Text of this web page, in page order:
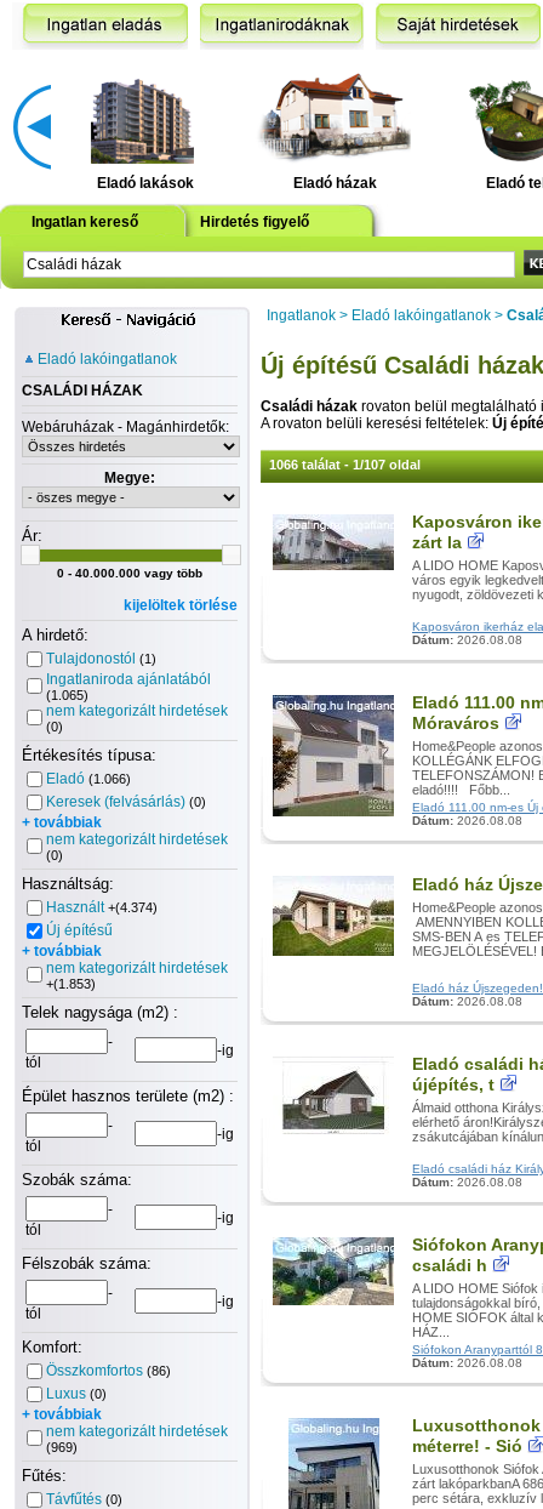
Eladó lakások Eladó házak Eladó
Ingatlan kereső Hirdetés figyelő
Eladó lakóingatlanok
CSALÁDI HÁZAK
Webáruházak - Magánhirdetők:
Megye:
Ár:
0 - 40.000.000 vagy több
kijelöltek törlése
A hirdető:
Tulajdonostól (1)
Ingatlaniroda ajánlatából
(1.065)
nem kategorizált hirdetések
(0)
Értékesítés típusa:
Eladó (1.066)
Keresek (felvásárlás) (0)
+ továbbiak
nem kategorizált hirdetések
(0)
Használtság:
Használt +(4.374)
Új építésű
+ továbbiak
nem kategorizált hirdetések
+(1.853)
Telek nagysága (m2) :
-
tól
-ig
Épület hasznos területe (m2) :
-
tól
-ig
Szobák száma:
-
tól
-ig
Félszobák száma:
-
tól
-ig
Komfort:
Összkomfortos (86)
Luxus (0)
+ továbbiak
nem kategorizált hirdetések
(969)
Fűtés:
Távfűtés (0)
Ingatlanok > Eladó lakóingatlanok >
Új építésű Családi házak
Családi házak rovaton belül megtalálható
A rovaton belüli keresési feltételek: Új
1066 találat - 1/107 oldal
Kaposváron
zárt la
A LIDO HOME
város egyik
nyugodt, zöldövezeti
Kaposváron ikerház
Dátum: 2026.08.08
Eladó 111.00
Móraváros
Home&People
KOLLÉGÁNK
TELEFONSZÁMON!
eladó!!!! Főbb...
Eladó 111.00 nm-es
Dátum: 2026.08.08
Eladó ház
Home&People
AMENNYIBEN
SMS-BEN A es
MEGJELÖLÉSÉVEL!
Eladó ház
Dátum: 2026.08.08
Eladó családi
újépítés, t
Álmaid otthona
elérhető
zsákutcájában
Eladó családi ház
Dátum: 2026.08.08
Siófokon
családi h
A LIDO HOME
tulajdonságokkal
HOME SIÓFOK által
HÁZ...
Siófokon Aranyparttól
Dátum: 2026.08.08
Luxusotthonok
méterre! - Sió
Luxusotthonok
zárt lakóparkbanA
perc sétára, exkluzív